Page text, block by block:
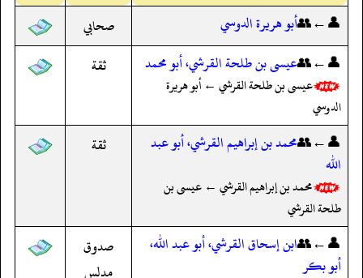
👤←👥أبو هريرة الدوسي
صحابي
👤←👥عيسى بن طلحة القرشي، أبو محمد
عيسى بن طلحة القرشي ← أبو هريرة
الدوسي
ثقة
👤←👥محمد بن إبراهيم القرشي، أبو عبد
الله
محمد بن إبراهيم القرشي ← عيسى بن
طلحة القرشي
ثقة
👤←👥ابن إسحاق القرشي، أبو عبد الله،
أبو بكر
صدوق
مدلس